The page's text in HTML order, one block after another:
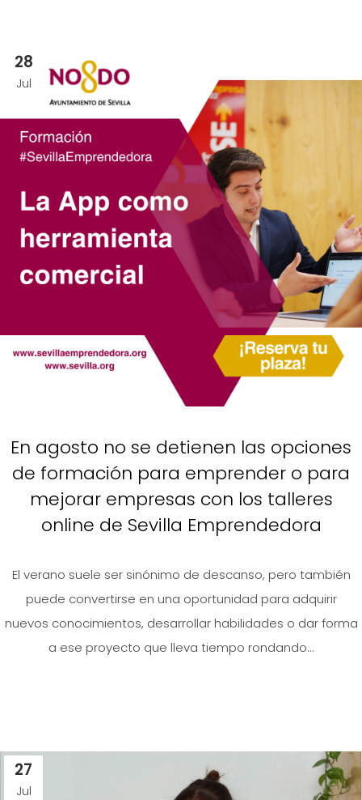
28
Jul
En agosto no se detienen las opciones
de formación para emprender o para
mejorar empresas con los talleres
online de Sevilla Emprendedora
El verano suele ser sinónimo de descanso, pero también
puede convertirse en una oportunidad para adquirir
nuevos conocimientos, desarrollar habilidades o dar forma
a ese proyecto que lleva tiempo rondando...
27
Jul